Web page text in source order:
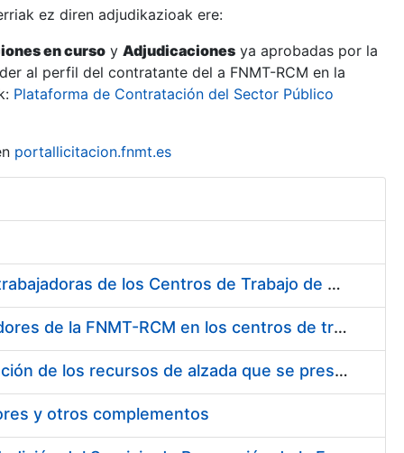
ez diren adjudikazioak ere:
en curso y Adjudicaciones ya aprobadas por la
al perfil del contratante del a FNMT-RCM en la
Plataforma de Contratación del Sector Público
portallicitacion.fnmt.es
Suministro de Protectores Auditivos a medida para las personas trabajadoras de los Centros de Trabajo de Madrid y Burgos
Suministro de gafas graduadas antiproyecciones para los trabajadores de la FNMT-RCM en los centros de trabajo de Madrid y Burgos
Servicios de una empresa externa para el asesoramiento y resolución de los recursos de alzada que se presentan relacionados con procesos de selección para la FNMT-RCM
y otros complementos